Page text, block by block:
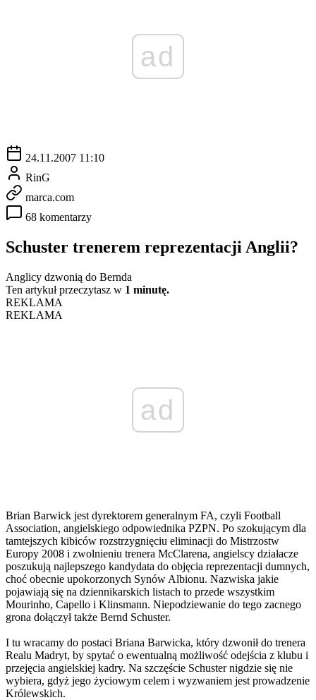
ad
24.11.2007 11:10
RinG
marca.com
68 komentarzy
Schuster trenerem reprezentacji Anglii?
Anglicy dzwonią do Bernda
Ten artykuł przeczytasz w 1 minutę.
REKLAMA
REKLAMA
ad
Brian Barwick jest dyrektorem generalnym FA, czyli Football
Association, angielskiego odpowiednika PZPN. Po szokującym dla
tamtejszych kibiców rozstrzygnięciu eliminacji do Mistrzostw
Europy 2008 i zwolnieniu trenera McClarena, angielscy działacze
poszukują najlepszego kandydata do objęcia reprezentacji dumnych,
choć obecnie upokorzonych Synów Albionu. Nazwiska jakie
pojawiają się na dziennikarskich listach to przede wszystkim
Mourinho, Capello i Klinsmann. Niepodziewanie do tego zacnego
grona dołączył także Bernd Schuster.
I tu wracamy do postaci Briana Barwicka, który dzwonił do trenera
Realu Madryt, by spytać o ewentualną możliwość odejścia z klubu i
przejęcia angielskiej kadry. Na szczęście Schuster nigdzie się nie
wybiera, gdyż jego życiowym celem i wyzwaniem jest prowadzenie
Królewskich.